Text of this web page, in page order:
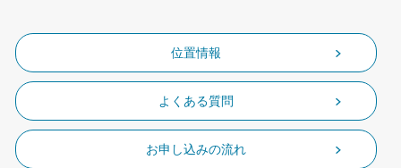
位置情報
よくある質問
お申し込みの流れ